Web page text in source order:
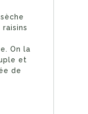
On la
et
de